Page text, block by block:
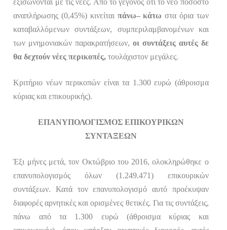
αναπλήρωσης (0,45%) κινείται πάνω– κάτω στα όρια των
καταβαλλόμενων συντάξεων, συμπεριλαμβανομένων και
των μνημονιακών παρακρατήσεων, οι συντάξεις αυτές δε
θα δεχτούν νέες περικοπές,τουλάχιστον μεγάλες.
Κριτήριο νέων περικοπών είναι τα 1.300 ευρώ (άθροισμα
κύριας και επικουρικής).
ΕΠΑΝΥΠΟΛΟΓΙΣΜΟΣ ΕΠΙΚΟΥΡΙΚΩΝ
ΣΥΝΤΑΞΕΩΝ
Έξι μήνες μετά, τον Οκτώβριο του 2016,ολοκληρώθηκε ο
επανυπολογισμός όλων (1.249.471) επικουρικών
συντάξεων. Κατά τον επανυπολογισμό αυτό προέκυψαν
διαφορές αρνητικές και ορισμένες θετικές. Για τις συντάξεις,
πάνω από τα 1.300 ευρώ (άθροισμα κύριας και